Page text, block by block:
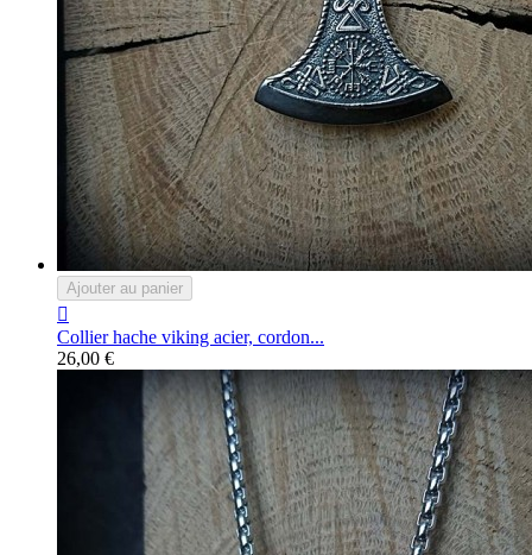
Ajouter au panier

Collier hache viking acier, cordon...
26,00 €